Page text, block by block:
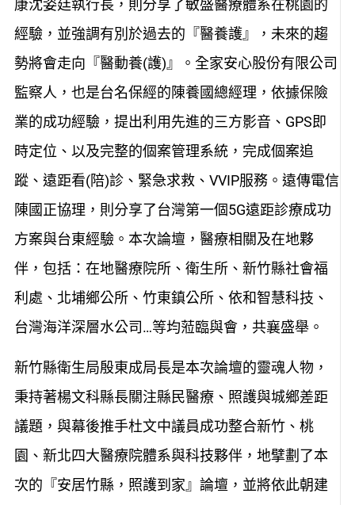
康沈姿廷執行長，則分享了敏盛醫療體系在桃園的
經驗，並強調有別於過去的『醫養護』，未來的趨
勢將會走向『醫動養(護)』。全家安心股份有限公司
監察人，也是台名保經的陳養國總經理，依據保險
業的成功經驗，提出利用先進的三方影音、GPS即
時定位、以及完整的個案管理系統，完成個案追
蹤、遠距看(陪)診、緊急求救、VVIP服務。遠傳電信
陳國正協理，則分享了台灣第一個5G遠距診療成功
方案與台東經驗。本次論壇，醫療相關及在地夥
伴，包括：在地醫療院所、衛生所、新竹縣社會福
利處、北埔鄉公所、竹東鎮公所、依和智慧科技、
台灣海洋深層水公司…等均蒞臨與會，共襄盛舉。
新竹縣衛生局殷東成局長是本次論壇的靈魂人物，
秉持著楊文科縣長關注縣民醫療、照護與城鄉差距
議題，與幕後推手杜文中議員成功整合新竹、桃
園、新北四大醫療院體系與科技夥伴，地擘劃了本
次的『安居竹縣，照護到家』論壇，並將依此朝建